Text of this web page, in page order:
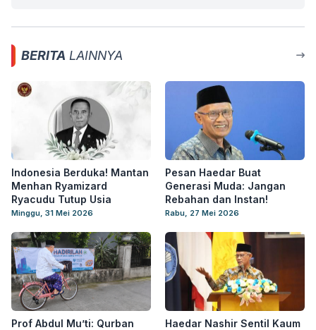
BERITA LAINNYA
Indonesia Berduka! Mantan
Menhan Ryamizard
Ryacudu Tutup Usia
Minggu, 31 Mei 2026
Pesan Haedar Buat
Generasi Muda: Jangan
Rebahan dan Instan!
Rabu, 27 Mei 2026
Prof Abdul Mu’ti: Qurban
Haedar Nashir Sentil Kaum